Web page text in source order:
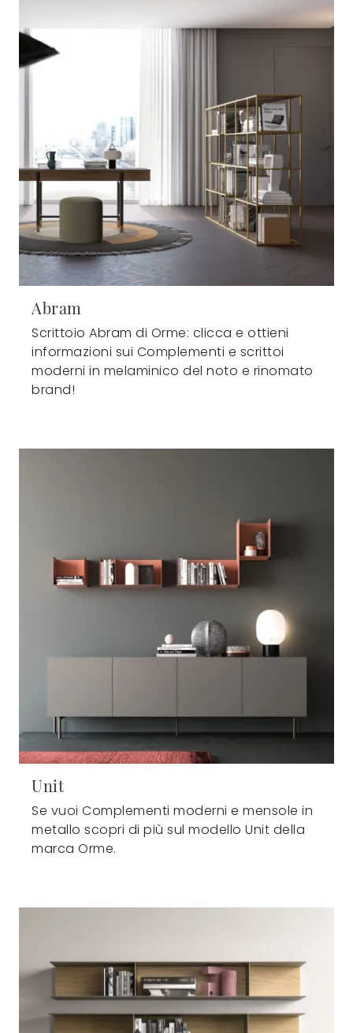
Abram
Scrittoio Abram di Orme: clicca e ottieni
informazioni sui Complementi e scrittoi
moderni in melaminico del noto e rinomato
brand!
Unit
Se vuoi Complementi moderni e mensole in
metallo scopri di più sul modello Unit della
marca Orme.